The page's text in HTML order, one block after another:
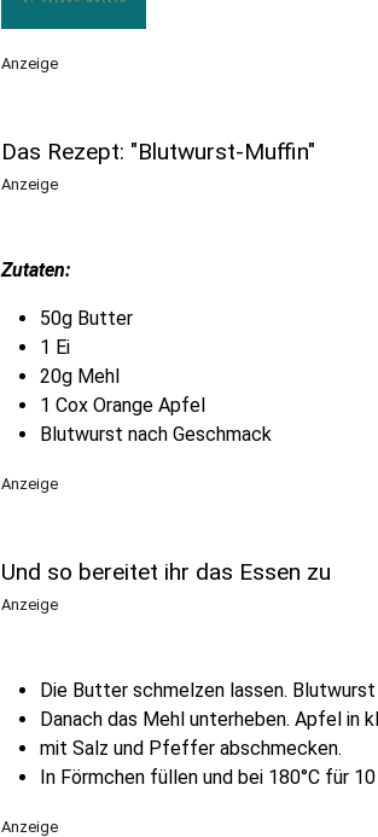
Anzeige
Das Rezept: "Blutwurst-Muffin"
Anzeige
Zutaten:
50g Butter
1 Ei
20g Mehl
1 Cox Orange Apfel
Blutwurst nach Geschmack
Anzeige
Und so bereitet ihr das Essen zu
Anzeige
Die Butter schmelzen lassen. Blutwurst
Danach das Mehl unterheben. Apfel in
mit Salz und Pfeffer abschmecken.
In Förmchen füllen und bei 180°C für
Anzeige